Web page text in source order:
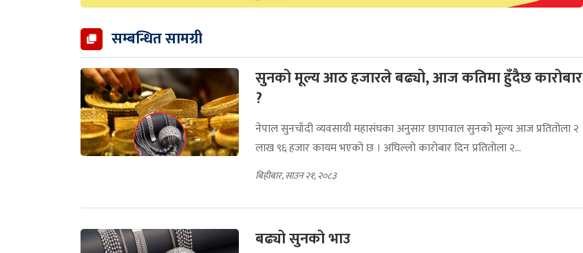
सम्बन्धित सामग्री
सुनको मूल्य आठ हजारले बढ्यो, आज कतिमा हुँदैछ कारोबार
?
नेपाल सुनचाँदी व्यवसायी महासंघका अनुसार छापावाल सुनको मूल्य आज प्रतितोला २
लाख ९६ हजार कायम भएको छ । अघिल्लो कारोबार दिन प्रतितोला २...
बिहीबार, साउन २१, २०८३
बढ्यो सुनको भाउ